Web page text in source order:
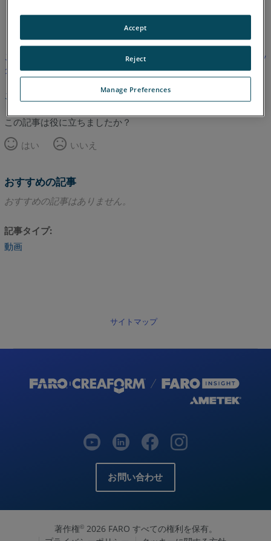
英語
この記事は翻訳されていません。英語版を見るにはここをクリッ
クしてください。
このページのトップへ
この記事は役に立ちましたか？
はい
いいえ
おすすめの記事
おすすめの記事はありません。
記事タイプ
動画
サイトマップ
お問い合わせ
著作権©2026 FARO すべての権利を保有。
Manage Preferences
Reject
Accept